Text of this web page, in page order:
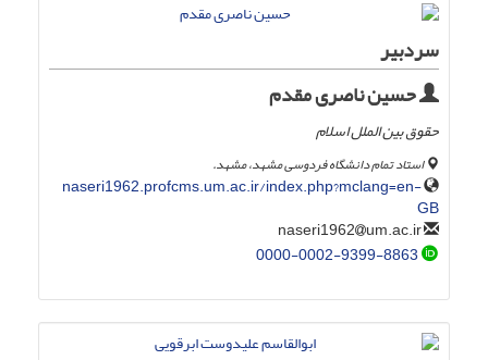
سردبیر
حسین ناصری مقدم
حقوق بین الملل اسلام
استاد تمام دانشگاه فردوسی مشهد، مشهد.
naseri1962.profcms.um.ac.ir/index.php?mclang=en-
GB
um.ac.ir
0000-0002-9399-8863